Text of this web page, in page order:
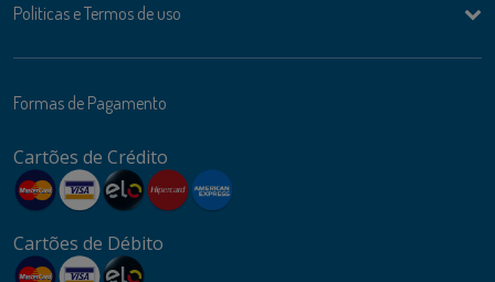
Politicas e Termos de uso
Formas de Pagamento
Cartões de Crédito
Cartões de Débito